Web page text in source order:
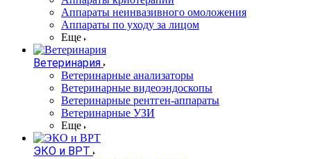
Аппараты неинвазивного омоложения
Аппараты по уходу за лицом
Еще
Ветеринария
Ветеринарные анализаторы
Ветеринарные видеоэндоскопы
Ветеринарные рентген-аппараты
Ветеринарные УЗИ
Еще
ЭКО и ВРТ